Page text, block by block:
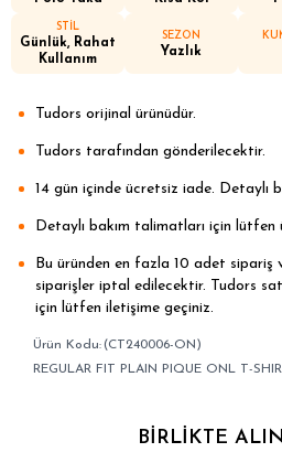
STİL
Günlük, Rahat
Kullanım
SEZON
Yazlık
Tudors orijinal ürünüdür.
Tudors tarafından gönderilecektir.
14 gün içinde ücretsiz iade. Detaylı
Detaylı bakım talimatları için
Bu üründen en fazla 10 adet sipariş
siparişler iptal edilecektir. Tudors
için lütfen iletişime geçiniz.
(CT240006-ON)
REGULAR FIT PLAIN PIQUE ONL T-
BIRLIKTE